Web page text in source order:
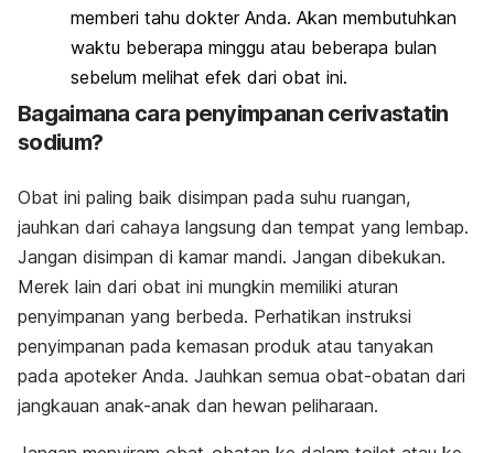
memberi tahu dokter Anda. Akan membutuhkan
waktu beberapa minggu atau beberapa bulan
sebelum melihat efek dari obat ini.
Bagaimana cara penyimpanan cerivastatin
sodium?
Obat ini paling baik disimpan pada suhu ruangan,
jauhkan dari cahaya langsung dan tempat yang lembap.
Jangan disimpan di kamar mandi. Jangan dibekukan.
Merek lain dari obat ini mungkin memiliki aturan
penyimpanan yang berbeda. Perhatikan instruksi
penyimpanan pada kemasan produk atau tanyakan
pada apoteker Anda. Jauhkan semua obat-obatan dari
jangkauan anak-anak dan hewan peliharaan.